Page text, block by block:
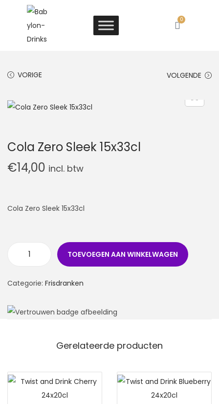
0
VORIGE VOLGENDE
Cola Zero Sleek 15x33cl
€14,00 incl. btw
Cola Zero Sleek 15x33cl
TOEVOEGEN AAN WINKELWAGEN
Categorie: Frisdranken
Gerelateerde producten